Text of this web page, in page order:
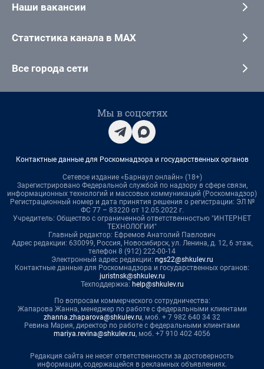
Наши вакансии
Статистика канала в MAX
Все города сети
Мы в соцсетях
Контактные данные для Роскомнадзора и государственных органов
Сетевое издание «Барнаул онлайн» (18+)
Зарегистрировано Федеральной службой по надзору в сфере связи,
информационных технологий и массовых коммуникаций (Роскомнадзор)
Регистрационный номер и дата принятия решения о регистрации: ЭЛ №
ФС 77 – 83220 от 12.05.2022 г.
Учредитель: Общество с ограниченной ответственностью "ИНТЕРНЕТ
ТЕХНОЛОГИИ"
Главный редактор: Ефремов Анатолий Павлович
Адрес редакции: 630099, Россия, Новосибирск, ул. Ленина, д. 12, 6 этаж,
телефон 8 (912) 222-00-14
Электронный адрес редакции: ngs22@shkulev.ru
Контактные данные для Роскомнадзора и государственных органов:
juristnsk@shkulev.ru
Техподдержка: help@shkulev.ru
По вопросам коммерческого сотрудничества:
Жапарова Жанна, менеджер по работе с федеральными клиентами
zhanna.zhaparova@shkulev.ru, моб. + 7 982 640 34 32
Ревина Мария, директор по работе с федеральными клиентами
mariya.revina@shkulev.ru, моб. +7 910 402 4056
Редакция сайта не несет ответственности за достоверность
информации, содержащейся в рекламных объявлениях.